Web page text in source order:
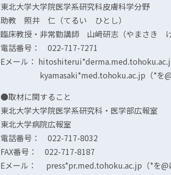
東北大学大学院医学系研究科皮膚科学分野
助教 照井 仁（てるい ひとし）
臨床教授・非常勤講師 山﨑研志（やまさき け
電話番号： 022-717-7271
Eメール：
kyamasaki*med.tohoku.ac.jp（*を@に
●取材に関すること
東北大学大学院医学系研究科・医学部広報室
東北大学病院広報室
電話番号： 022-717-8032
FAX番号： 022-717-8187
Eメール： press*pr.med.tohoku.ac.jp（*を@